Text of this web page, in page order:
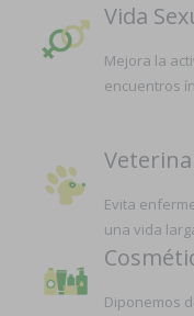
Vida
Mejora la
encuentros
Evita
una vida
Diponemos